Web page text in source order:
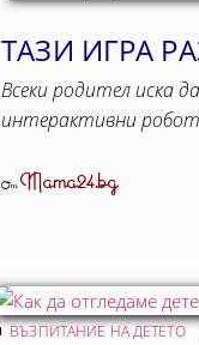
ТАЗИ ИГРА
Всеки родител иска
интерактивни
ОтMama24.bg
ВЪЗПИТАНИЕ НА ДЕТЕТО